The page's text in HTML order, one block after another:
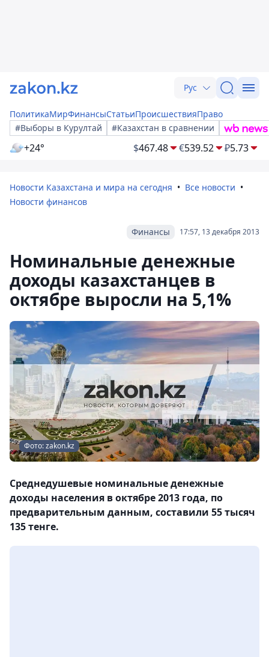
Рус
ПолитикаМирФинансыСтатьиПроисшествияПраво
#Выборы в Курултай
#Казахстан в сравнении
+24° $467.48 €539.52 ₽5.73
Новости Казахстана и мира на сегодня
Все новости
Новости финансов
17:57, 13 декабря 2013
Финансы
Номинальные денежные
доходы казахстанцев в
октябре выросли на 5,1%
Фото: zakon.kz
Среднедушевые номинальные денежные
доходы населения в октябре 2013 года, по
предварительным данным, составили 55 тысяч
135 тенге.